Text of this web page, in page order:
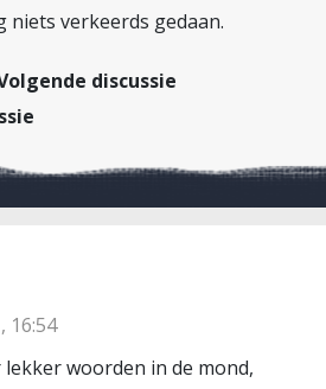
niets verkeerds gedaan.
discussie
16:54
lekker woorden in de mond,